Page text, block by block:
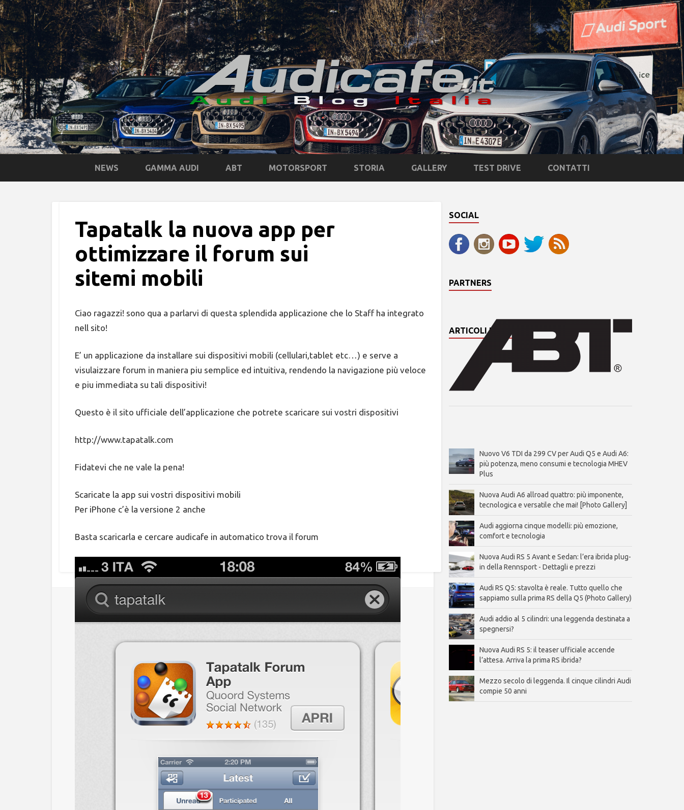
NEWS GAMMA AUDI ABT MOTORSPORT STORIA GALLERY TEST DRIVE CONTATTI
Tapatalk la nuova app per
ottimizzare il forum sui
sitemi mobili
Ciao ragazzi! sono qua a parlarvi di questa splendida applicazione che lo Staff ha integrato
nell sito!
E’ un applicazione da installare sui dispositivi mobili (cellulari,tablet etc…) e serve a
visulaizzare forum in maniera piu semplice ed intuitiva, rendendo la navigazione più veloce
e piu immediata su tali dispositivi!
Questo è il sito ufficiale dell’applicazione che potrete scaricare sui vostri dispositivi
http://www.tapatalk.com
Fidatevi che ne vale la pena!
Scaricate la app sui vostri dispositivi mobili
Per iPhone c’è la versione 2 anche
Basta scaricarla e cercare audicafe in automatico trova il forum
SOCIAL
PARTNERS
ARTICOLI PIÙ LETTI
Nuovo V6 TDI da 299 CV per Audi Q5 e Audi A6:
più potenza, meno consumi e tecnologia MHEV
Plus
Nuova Audi A6 allroad quattro: più imponente,
tecnologica e versatile che mai! [Photo Gallery]
Audi aggiorna cinque modelli: più emozione,
comfort e tecnologia
Nuova Audi RS 5 Avant e Sedan: l’era ibrida plug-
in della Rennsport - Dettagli e prezzi
Audi RS Q5: stavolta è reale. Tutto quello che
sappiamo sulla prima RS della Q5 (Photo Gallery)
Audi addio al 5 cilindri: una leggenda destinata a
spegnersi?
Nuova Audi RS 5: il teaser ufficiale accende
l’attesa. Arriva la prima RS ibrida?
Mezzo secolo di leggenda. Il cinque cilindri Audi
compie 50 anni